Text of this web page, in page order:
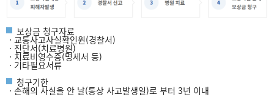
보상금 청구자료
ㆍ교통사고사실확인원(경찰서)
ㆍ진단서(치료병원)
ㆍ치료비영수증(명세서 등)
ㆍ기타필요서류
청구기한
ㆍ손해의 사실을 안 날(통상 사고발생일)로 부터 3년 이내